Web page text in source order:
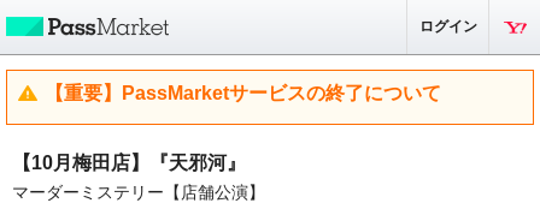
ログイン
【重要】PassMarketサービスの終了について
【10月梅田店】『天邪河』
マーダーミステリー【店舗公演】